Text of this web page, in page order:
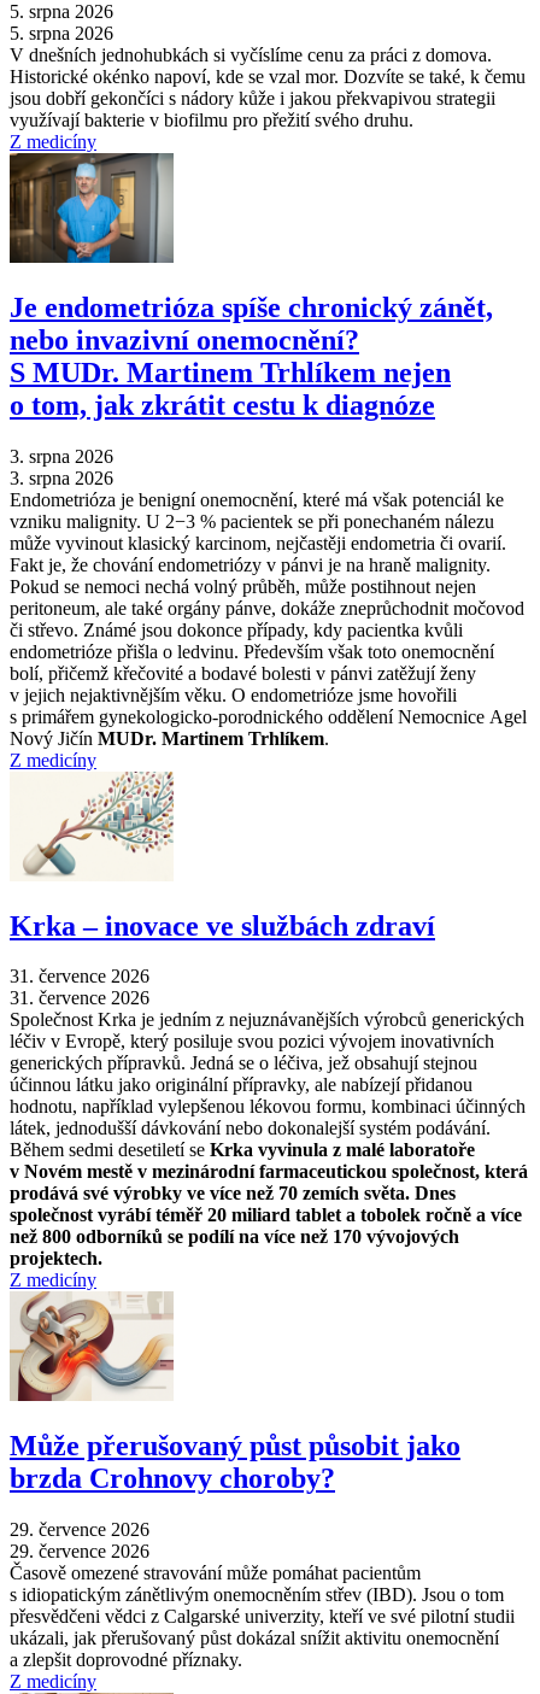
5. srpna 2026
5. srpna 2026
V dnešních jednohubkách si vyčíslíme cenu za práci z domova.
Historické okénko napoví, kde se vzal mor. Dozvíte se také, k čemu
jsou dobří gekončíci s nádory kůže i jakou překvapivou strategii
využívají bakterie v biofilmu pro přežití svého druhu.
Z medicíny
Je endometrióza spíše chronický zánět,
nebo invazivní onemocnění?
S MUDr. Martinem Trhlíkem nejen
o tom, jak zkrátit cestu k diagnóze
3. srpna 2026
3. srpna 2026
Endometrióza je benigní onemocnění, které má však potenciál ke
vzniku malignity. U 2−3 % pacientek se při ponechaném nálezu
může vyvinout klasický karcinom, nejčastěji endometria či ovarií.
Fakt je, že chování endometriózy v pánvi je na hraně malignity.
Pokud se nemoci nechá volný průběh, může postihnout nejen
peritoneum, ale také orgány pánve, dokáže zneprůchodnit močovod
či střevo. Známé jsou dokonce případy, kdy pacientka kvůli
endometrióze přišla o ledvinu. Především však toto onemocnění
bolí, přičemž křečovité a bodavé bolesti v pánvi zatěžují ženy
v jejich nejaktivnějším věku. O endometrióze jsme hovořili
s primářem gynekologicko-porodnického oddělení Nemocnice Agel
Nový Jičín MUDr. Martinem Trhlíkem.
Z medicíny
Krka –⁠ inovace ve službách zdraví
31. července 2026
31. července 2026
Společnost Krka je jedním z nejuznávanějších výrobců generických
léčiv v Evropě, který posiluje svou pozici vývojem inovativních
generických přípravků. Jedná se o léčiva, jež obsahují stejnou
účinnou látku jako originální přípravky, ale nabízejí přidanou
hodnotu, například vylepšenou lékovou formu, kombinaci účinných
látek, jednodušší dávkování nebo dokonalejší systém podávání.
Během sedmi desetiletí se Krka vyvinula z malé laboratoře
v Novém mestě v mezinárodní farmaceutickou společnost, která
prodává své výrobky ve více než 70 zemích světa. Dnes
společnost vyrábí téměř 20 miliard tablet a tobolek ročně a více
než 800 odborníků se podílí na více než 170 vývojových
projektech.
Z medicíny
Může přerušovaný půst působit jako
brzda Crohnovy choroby?
29. července 2026
29. července 2026
Časově omezené stravování může pomáhat pacientům
s idiopatickým zánětlivým onemocněním střev (IBD). Jsou o tom
přesvědčeni vědci z Calgarské univerzity, kteří ve své pilotní studii
ukázali, jak přerušovaný půst dokázal snížit aktivitu onemocnění
a zlepšit doprovodné příznaky.
Z medicíny